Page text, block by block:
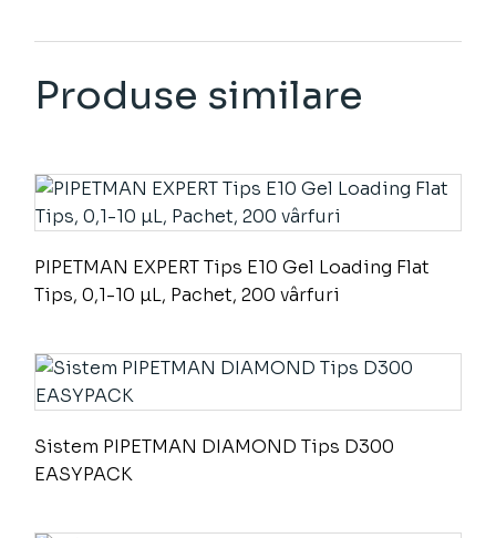
Produse similare
PIPETMAN EXPERT Tips E10 Gel Loading Flat
Tips, 0,1-10 µL, Pachet, 200 vârfuri
Sistem PIPETMAN DIAMOND Tips D300
EASYPACK